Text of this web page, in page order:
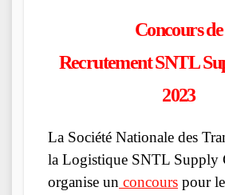
Concours de
Recrutement SNTL
2023
La Société Nationale des
la Logistique SNTL Supply
organise un concours pour